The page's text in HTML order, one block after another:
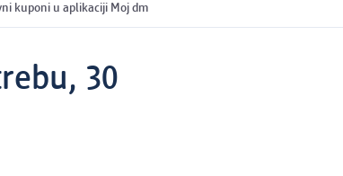
kuponi u aplikaciji Moj dm
30